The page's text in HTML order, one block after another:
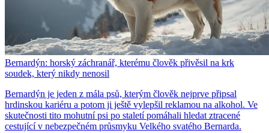
Bernardýn: horský záchranář, kterému člověk přivěsil na krk
soudek, který nikdy nenosil
Bernardýn je jeden z mála psů, kterým člověk nejprve připsal
hrdinskou kariéru a potom ji ještě vylepšil reklamou na alkohol. Ve
skutečnosti tito mohutní psi po staletí pomáhali hledat ztracené
cestující v nebezpečném průsmyku Velkého svatého Bernarda.